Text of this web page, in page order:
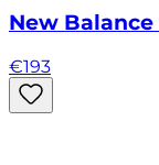
New
€193